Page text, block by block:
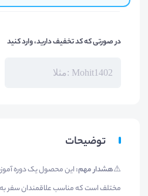
در صورتی که کد تخفیف دارید، وارد کنید
توضیحات
⚠️هشدار مهم:این محصول یک دوره
مختلف است که مناسب علاقمندان سفر